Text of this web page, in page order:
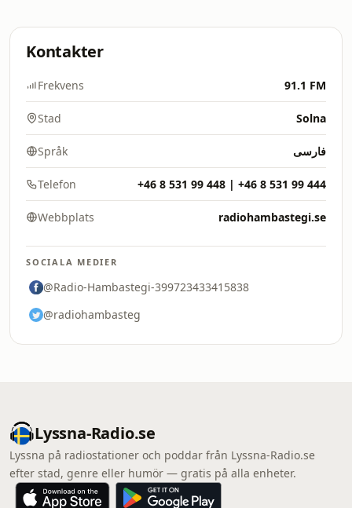
Kontakter
Frekvens 91.1 FM
Stad Solna
Språk فارسی
Telefon +46 8 531 99 448 | +46 8 531 99 444
Webbplats radiohambastegi.se
SOCIALA MEDIER
@Radio-Hambastegi-399723433415838
@radiohambasteg
Lyssna-Radio.se
Lyssna på radiostationer och poddar från Lyssna-Radio.se
efter stad, genre eller humör — gratis på alla enheter.